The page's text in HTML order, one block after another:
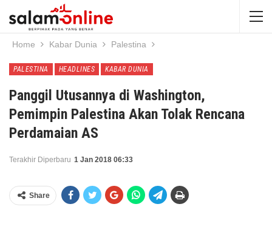
Home Kabar Dunia Palestina
PALESTINA HEADLINES KABAR DUNIA
Panggil Utusannya di Washington,
Pemimpin Palestina Akan Tolak Rencana
Perdamaian AS
Terakhir Diperbaru 1 Jan 2018 06:33
Share